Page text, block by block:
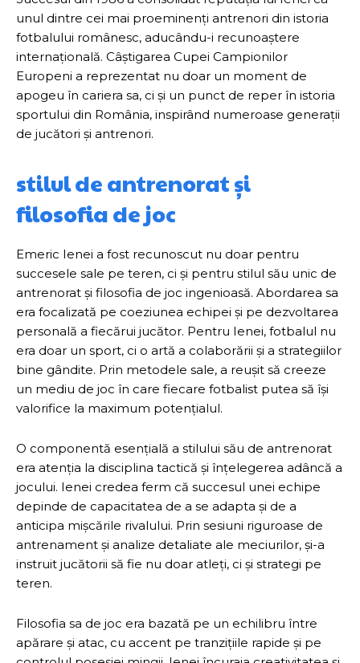
unul dintre cei mai proeminenți antrenori din istoria
fotbalului românesc, aducându-i recunoaștere
internațională. Câștigarea Cupei Campionilor
Europeni a reprezentat nu doar un moment de
apogeu în cariera sa, ci și un punct de reper în istoria
sportului din România, inspirând numeroase generații
de jucători și antrenori.
stilul de antrenorat și
filosofia de joc
Emeric Ienei a fost recunoscut nu doar pentru
succesele sale pe teren, ci și pentru stilul său unic de
antrenorat și filosofia de joc ingenioasă. Abordarea sa
era focalizată pe coeziunea echipei și pe dezvoltarea
personală a fiecărui jucător. Pentru Ienei, fotbalul nu
era doar un sport, ci o artă a colaborării și a strategiilor
bine gândite. Prin metodele sale, a reușit să creeze
un mediu de joc în care fiecare fotbalist putea să își
valorifice la maximum potențialul.
O componentă esențială a stilului său de antrenorat
era atenția la disciplina tactică și înțelegerea adâncă a
jocului. Ienei credea ferm că succesul unei echipe
depinde de capacitatea de a se adapta și de a
anticipa mișcările rivalului. Prin sesiuni riguroase de
antrenament și analize detaliate ale meciurilor, și-a
instruit jucătorii să fie nu doar atleți, ci și strategi pe
teren.
Filosofia sa de joc era bazată pe un echilibru între
apărare și atac, cu accent pe tranzițiile rapide și pe